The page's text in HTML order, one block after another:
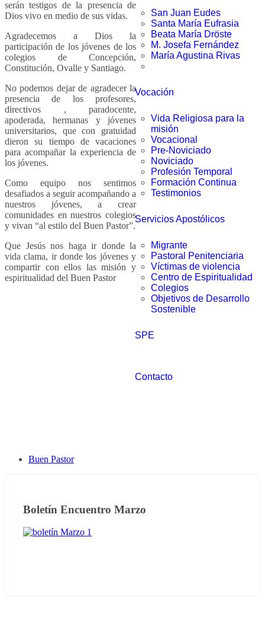
San Juan Eudes
Santa María Eufrasia
Beata María Dröste
M. Josefa Fernández
María Agustina Rivas
Vocación
Vida Religiosa para la
misión
Vocacional
Pre-Noviciado
Noviciado
Profesión Temporal
Formación Continua
Testimonios
Servicios Apostólicos
Migrante
Pastoral Penitenciaria
Víctimas de violencia
Centro de Espiritualidad
Colegios
Objetivos de Desarrollo
Sostenible
SPE
Contacto
serán testigos de la presencia de
Dios vivo en medio de sus vidas.
Agradecemos a Dios la
participación de los jóvenes de los
colegios de Concepción,
Constitución, Ovalle y Santiago.
No podemos dejar de agradecer la
presencia de los profesores,
directivos , paradocente,
apoderada, hermanas y jóvenes
universitarios, que con gratuidad
dieron su tiempo de vacaciones
para acompañar la experiencia de
los jóvenes.
Como equipo nos sentimos
desafiados a seguir acompañando a
nuestros jóvenes, a crear
comunidades en nuestros colegios
y vivan “al estilo del Buen Pastor”.
Que Jesús nos haga ir donde la
vida clama, ir donde los jóvenes y
compartir con ellos las misión y
espiritualidad del Buen Pastor
Buen Pastor
Boletín Encuentro Marzo